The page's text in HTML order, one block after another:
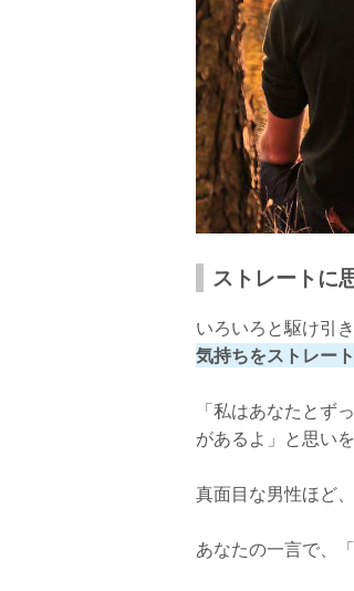
ストレートに
いろいろと駆け引
気持ちをストレー
「私はあなたとず
があるよ」と思い
真面目な男性ほど
あなたの一言で、「